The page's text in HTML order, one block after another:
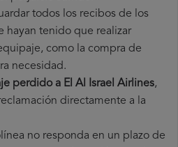
todos los recibos de los
hayan tenido que realizar
como la compra de
necesidad.
perdido a El Al Israel Airlines,
directamente a la
no responda en un plazo de